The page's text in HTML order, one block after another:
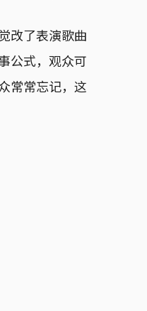
改了表演歌曲
公式，观众可
常常忘记，这